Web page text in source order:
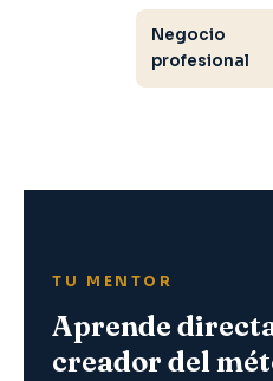
Negocio
profesional
TU MENTOR
Aprende
creador del